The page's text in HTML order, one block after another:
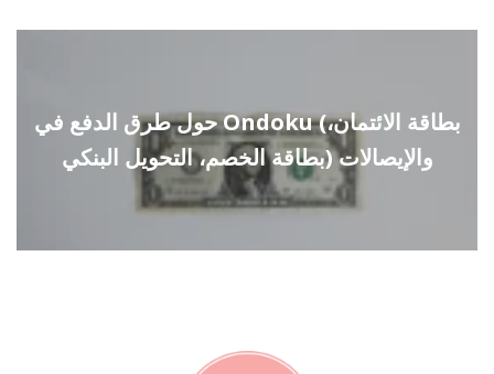
حول طرق الدفع في Ondoku (بطاقة الائتمان،
بطاقة الخصم، التحويل البنكي) والإيصالات